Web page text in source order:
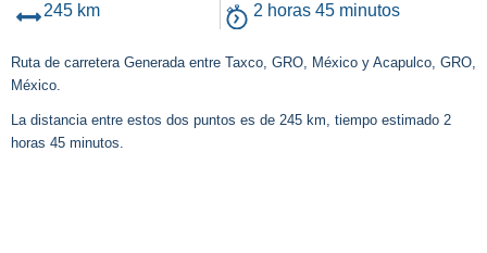
245 km 2 horas 45 minutos
Ruta de carretera Generada entre Taxco, GRO, México y Acapulco, GRO,
México.
La distancia entre estos dos puntos es de 245 km, tiempo estimado 2
horas 45 minutos.